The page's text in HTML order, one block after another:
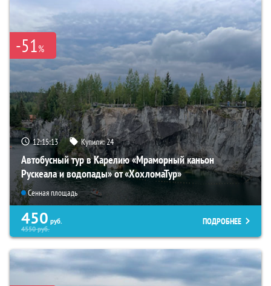
-51%
12:15:12 Купили:24
Автобусный тур в Карелию «Мраморный каньон
Рускеала и водопады» от «ХохломаТур»
Сенная площадь
450 руб.
4550руб.
ПОДРОБНЕЕ